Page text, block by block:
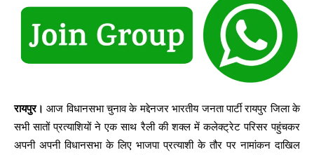
रायपुर। आज विधानसभा चुनाव के मद्देनजर भारतीय जनता पार्टी रायपुर जिला के
सभी सातों प्रत्याशियों ने एक साथ रैली की शक्ल में कलेक्ट्रेट परिसर पहुंचकर
अपनी अपनी विधानसभा के लिए भाजपा प्रत्याशी के तौर पर नामांकन दाखिल